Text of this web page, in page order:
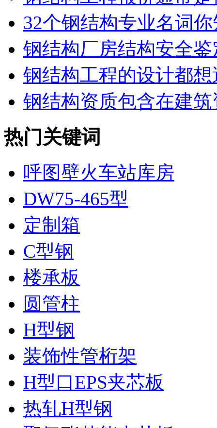
32个钢结构专业名词
钢结构厂房结构安全
钢结构工程的设计都想
钢结构资质包含在建筑
热门关键词
呼图壁火车站库房
DW75-465型
定制箱
C型钢
楼承板
圆管柱
H型钢
装饰性管桁架
H型口EPS夹芯板
热轧H型钢